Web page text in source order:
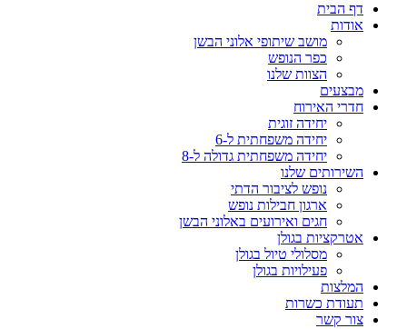
דף הבית
אודות
מושב שיתופי אלוני הבשן
כפר הנופש
הצוות שלנו
מבצעים
חדרי האירוח
יחידה זוגית
יחידה משפחתית ל-6
יחידה משפחתית גדולה ל-8
השירותים שלנו
נופש לציבור הדתי
ארגון חבילות נופש
חגים ואירועים באלוני הבשן
אטרקציות בגולן
מסלולי טיול בגולן
פעילויות בגולן
המלצות
תעודת כשרות
צור קשר